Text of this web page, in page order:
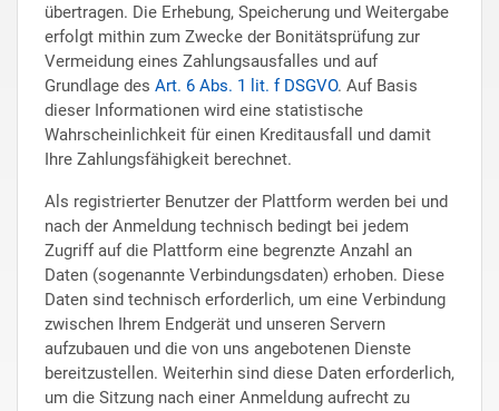
übertragen. Die Erhebung, Speicherung und Weitergabe
erfolgt mithin zum Zwecke der Bonitätsprüfung zur
Vermeidung eines Zahlungsausfalles und auf
Grundlage des Art. 6 Abs. 1 lit. f DSGVO. Auf Basis
dieser Informationen wird eine statistische
Wahrscheinlichkeit für einen Kreditausfall und damit
Ihre Zahlungsfähigkeit berechnet.
Als registrierter Benutzer der Plattform werden bei und
nach der Anmeldung technisch bedingt bei jedem
Zugriff auf die Plattform eine begrenzte Anzahl an
Daten (sogenannte Verbindungsdaten) erhoben. Diese
Daten sind technisch erforderlich, um eine Verbindung
zwischen Ihrem Endgerät und unseren Servern
aufzubauen und die von uns angebotenen Dienste
bereitzustellen. Weiterhin sind diese Daten erforderlich,
um die Sitzung nach einer Anmeldung aufrecht zu